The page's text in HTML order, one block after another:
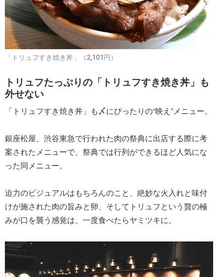
「トリュフすき焼き丼」（2,101円）
トリュフたっぷりの「トリュフすき焼き丼」も
外せない
「トリュフすき焼き丼」も〆にぴったりの“映え”メニュー。
銀座松屋、渋谷東急で行われた肉の祭典に出店する際に考
案されたメニューで、祭典では行列ができるほど人気にな
った同メニュー。
迫力のビジュアルはもちろんのこと、絶妙な火入れと味付
けが施された肉の旨みと卵、そしてトリュフという贅の極
みが口を襲う感覚は、一度食べたらヤミツキに。